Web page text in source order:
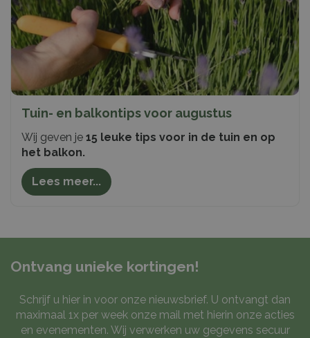
Tuin- en balkontips voor augustus
Wij geven je 15 leuke tips voor in de tuin en op
het balkon.
Lees meer...
Ontvang unieke kortingen!
Schrijf u hier in voor onze nieuwsbrief. U ontvangt dan
maximaal 1x per week onze mail met hierin onze acties
en evenementen. Wij verwerken uw gegevens secuur